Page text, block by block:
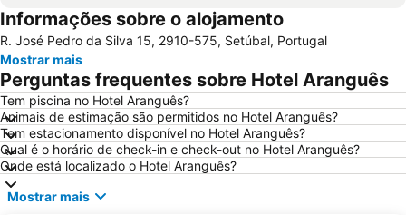
Pavilhão Atlântico
Passeio Marítimo de Algés
Benfica
Baixa de Lisboa
Parque Eduardo VII
Praça de Touros de Campo Pequeno
Estação de Caminhos de Ferro de Sete Rios
Belém
Avenida da Liberdade
da Figueirinha
Marquês de Pombal
Estádio do Restelo
Fonte da Telha
Praia Tróia Mar
Parque Natural da Arrabida
Informações sobre o alojamento
R. José Pedro da Silva 15, 2910-575, Setúbal, Portugal
Mostrar mais
Perguntas frequentes sobre Hotel Aranguês
Tem piscina no Hotel Aranguês?
Animais de estimação são permitidos no Hotel Aranguês?
Tem estacionamento disponível no Hotel Aranguês?
Qual é o horário de check-in e check-out no Hotel Aranguês?
Onde está localizado o Hotel Aranguês?
Mostrar mais